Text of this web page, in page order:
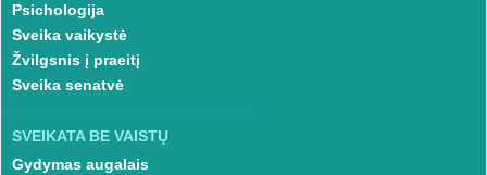
Psichologija
Sveika vaikystė
Žvilgsnis į praeitį
Sveika senatvė
SVEIKATA BE VAISTŲ
Gydymas augalais